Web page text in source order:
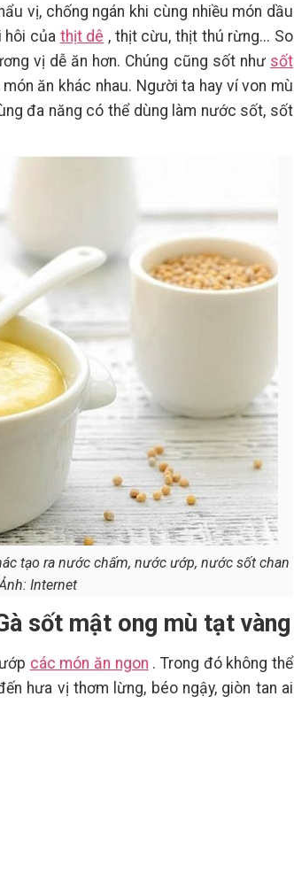
vị, chống ngán khi cùng nhiều món dầu
hôi của thịt dê , thịt cừu, thịt thú rừng... So
vị dễ ăn hơn. Chúng cũng sốt như sốt
ăn khác nhau. Người ta hay ví von mù
đa năng có thể dùng làm nước sốt, sốt
tạo ra nước chấm, nước ướp, nước sốt chan
Internet
sốt mật ong mù tạt vàng
các món ăn ngon . Trong đó không thể
hưa vị thơm lừng, béo ngậy, giòn tan ai